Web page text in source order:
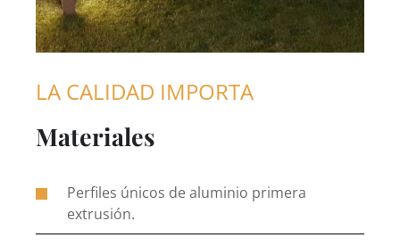
LA CALIDAD IMPORTA
Materiales
Perfiles únicos de aluminio primera
extrusión.